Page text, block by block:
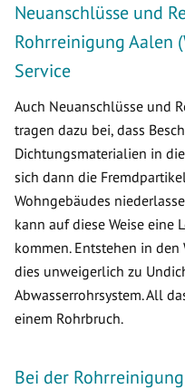
Neuanschlüsse und
Rohrreinigung Aalen
Service
Auch Neuanschlüsse und
tragen dazu bei, dass
Dichtungsmaterialien in
sich dann die
Wohngebäudes
kann auf diese Weise eine
kommen. Entstehen in
dies unweigerlich zu
Abwasserrohrsystem. All
einem Rohrbruch.
Bei der